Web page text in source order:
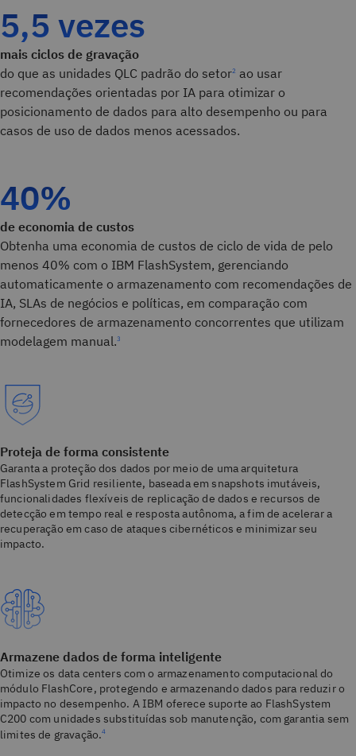
5,5 vezes
mais ciclos de gravação
do que as unidades QLC padrão do setor2 ao usar
recomendações orientadas por IA para otimizar o
posicionamento de dados para alto desempenho ou para
casos de uso de dados menos acessados.
40%
de economia de custos
Obtenha uma economia de custos de ciclo de vida de pelo
menos 40% com o IBM FlashSystem, gerenciando
automaticamente o armazenamento com recomendações de
IA, SLAs de negócios e políticas, em comparação com
fornecedores de armazenamento concorrentes que utilizam
modelagem manual. 3
Proteja de forma consistente
Garanta a proteção dos dados por meio de uma arquitetura
FlashSystem Grid resiliente, baseada em snapshots imutáveis,
funcionalidades flexíveis de replicação de dados e recursos de
detecção em tempo real e resposta autônoma, a fim de acelerar a
recuperação em caso de ataques cibernéticos e minimizar seu
impacto.
Armazene dados de forma inteligente
Otimize os data centers com o armazenamento computacional do
módulo FlashCore, protegendo e armazenando dados para reduzir o
impacto no desempenho. A IBM oferece suporte ao FlashSystem
C200 com unidades substituídas sob manutenção, com garantia sem
limites de gravação.4